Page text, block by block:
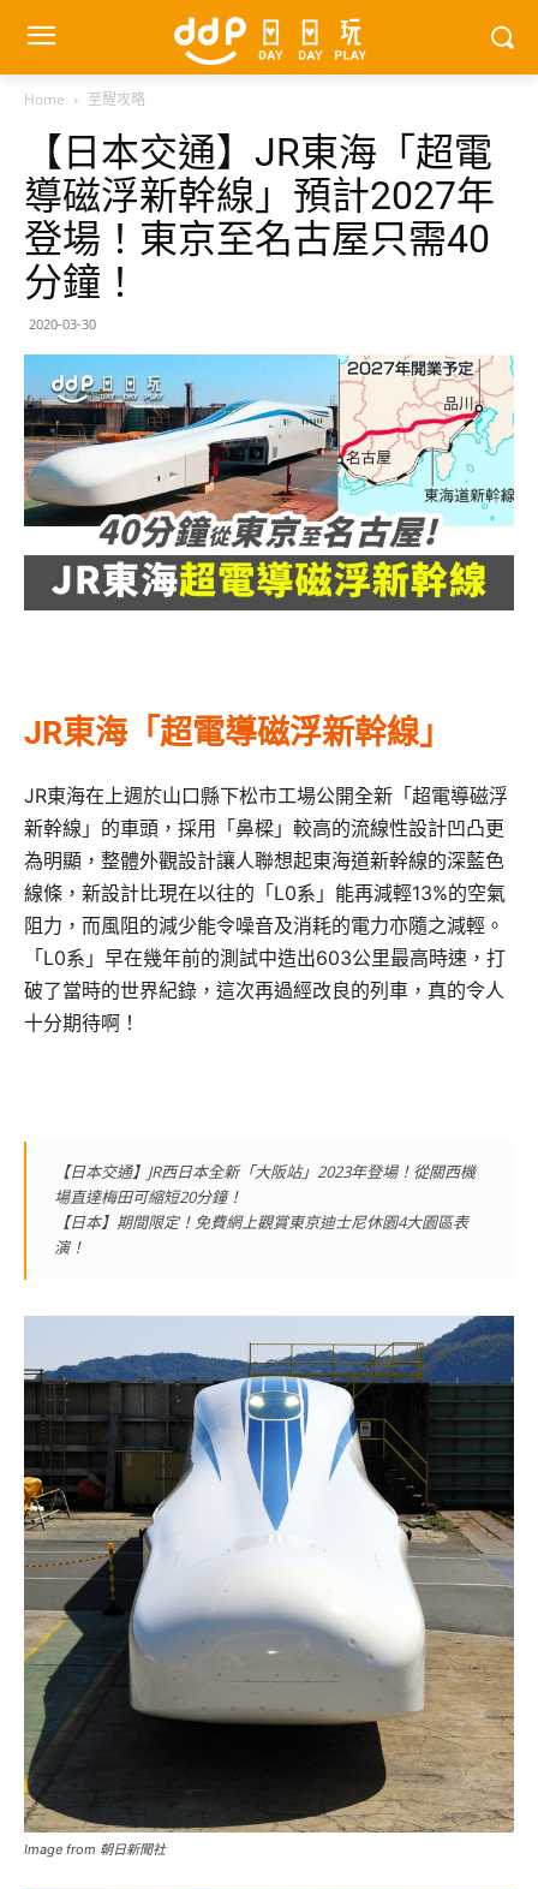
Home 至醒攻略
【日本交通】JR東海「超電
導磁浮新幹線」預計2027年
登場！東京至名古屋只需40
分鐘！
2020-03-30
JR東海「超電導磁浮新幹線」
JR東海在上週於山口縣下松市工場公開全新「超電導磁浮
新幹線」的車頭，採用「鼻樑」較高的流線性設計凹凸更
為明顯，整體外觀設計讓人聯想起東海道新幹線的深藍色
線條，新設計比現在以往的「L0系」能再減輕13%的空氣
阻力，而風阻的減少能令噪音及消耗的電力亦隨之減輕。
「L0系」早在幾年前的測試中造出603公里最高時速，打
破了當時的世界紀錄，這次再過經改良的列車，真的令人
十分期待啊！
【日本交通】JR西日本全新「大阪站」2023年登場！從關西機
場直達梅田可縮短20分鐘！
【日本】期間限定！免費網上觀賞東京迪士尼休園4大園區表
演！
Image from 朝日新聞社